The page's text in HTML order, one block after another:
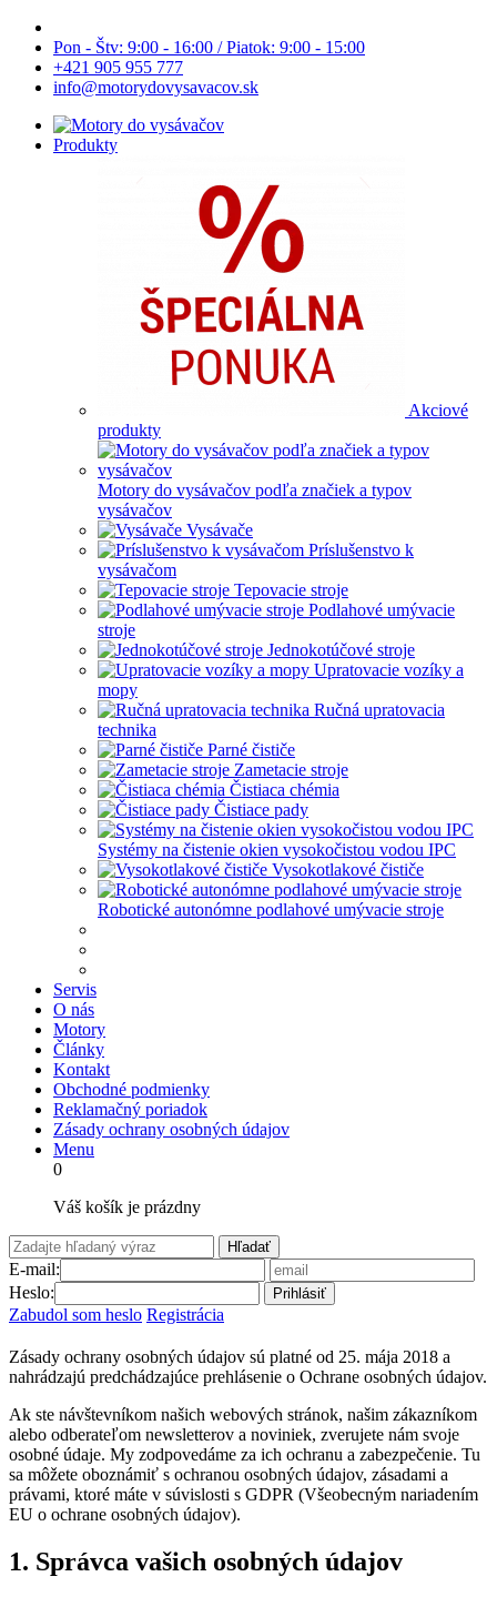
Pon - Štv: 9:00 - 16:00 / Piatok: 9:00 - 15:00
+421 905 955 777
info@motorydovysavacov.sk
Produkty
Akciové
produkty
Motory do vysávačov podľa značiek a typov
vysávačov
Vysávače
Príslušenstvo k
vysávačom
Tepovacie stroje
Podlahové umývacie
stroje
Jednokotúčové stroje
Upratovacie vozíky a
mopy
Ručná upratovacia
technika
Parné čističe
Zametacie stroje
Čistiaca chémia
Čistiace pady
Systémy na čistenie okien vysokočistou vodou IPC
Vysokotlakové čističe
Robotické autonómne podlahové umývacie stroje
Servis
O nás
Motory
Články
Kontakt
Obchodné podmienky
Reklamačný poriadok
Zásady ochrany osobných údajov
Menu
0
Váš košík je prázdny
Hľadať
E-mail:
Heslo:
Prihlásiť
Zabudol som heslo Registrácia
Zásady ochrany osobných údajov sú platné od 25. mája 2018 a
nahrádzajú predchádzajúce prehlásenie o Ochrane osobných údajov.
Ak ste návštevníkom našich webových stránok, našim zákazníkom
alebo odberateľom newsletterov a noviniek, zverujete nám svoje
osobné údaje. My zodpovedáme za ich ochranu a zabezpečenie. Tu
sa môžete oboznámiť s ochranou osobných údajov, zásadami a
právami, ktoré máte v súvislosti s GDPR (Všeobecným nariadením
EU o ochrane osobných údajov).
1. Správca vašich osobných údajov